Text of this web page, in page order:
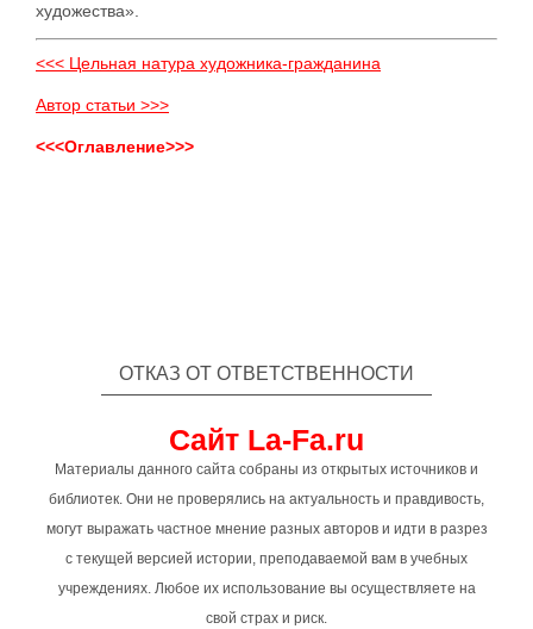
художества».
<<< Цельная натура художника-гражданина
Автор статьи >>>
<<<Оглавление>>>
ОТКАЗ ОТ ОТВЕТСТВЕННОСТИ
Сайт La-Fa.ru
Материалы данного сайта собраны из открытых источников и
библиотек. Они не проверялись на актуальность и правдивость,
могут выражать частное мнение разных авторов и идти в разрез
с текущей версией истории, преподаваемой вам в учебных
учреждениях. Любое их использование вы осуществляете на
свой страх и риск.